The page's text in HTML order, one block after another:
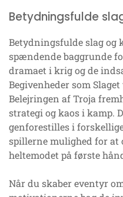
Betydningsfulde
Betydningsfulde slag og
spændende baggrunde
dramaet i krig og de
Begivenheder som
Belejringen af Troja
strategi og kaos i kamp.
genforestilles i
spillerne mulighed for at
heltemodet på første
Når du skaber eventyr